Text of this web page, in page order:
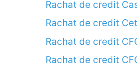
Rachat de credit
Rachat de credit
Rachat de credit
Rachat de credit